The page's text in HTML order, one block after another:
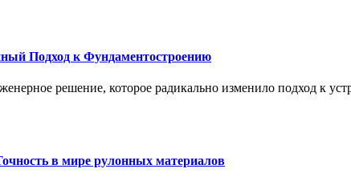
Подход к Фундаментостроению
решение, которое радикально изменило подход к
в мире рулонных материалов